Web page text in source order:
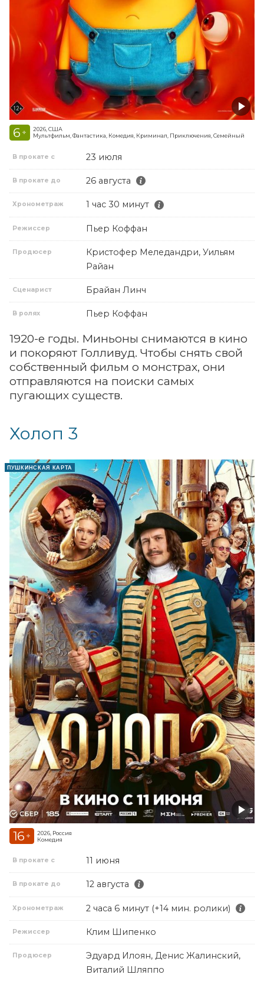
6 +
2026, США
Мультфильм, Фантастика, Комедия, Криминал, Приключения, Семейный
В прокате с 23 июля
В прокате до 26 августа
Хронометраж 1 час 30 минут
Режиссер Пьер Коффан
Продюсер
Кристофер Меледандри, Уильям
Райан
Сценарист Брайан Линч
В ролях Пьер Коффан
1920-е годы. Миньоны снимаются в кино
и покоряют Голливуд. Чтобы снять свой
собственный фильм о монстрах, они
отправляются на поиски самых
пугающих существ.
Холоп 3
ПУШКИНСКАЯ КАРТА
16 +
2026, Россия
Комедия
В прокате с 11 июня
В прокате до 12 августа
Хронометраж 2 часа 6 минут (+14 мин. ролики)
Режиссер Клим Шипенко
Продюсер
Эдуард Илоян, Денис Жалинский,
Виталий Шляппо